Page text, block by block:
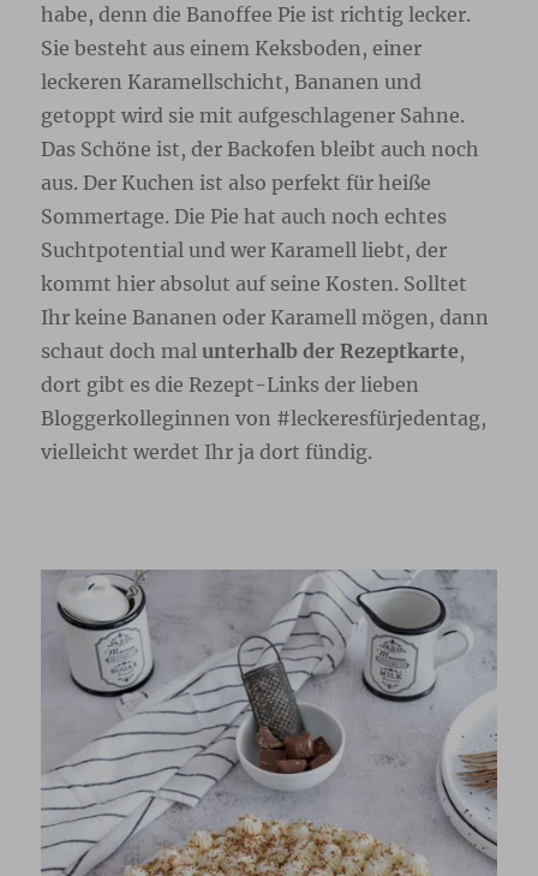
habe, denn die Banoffee Pie ist richtig lecker.
Sie besteht aus einem Keksboden, einer
leckeren Karamellschicht, Bananen und
getoppt wird sie mit aufgeschlagener Sahne.
Das Schöne ist, der Backofen bleibt auch noch
aus. Der Kuchen ist also perfekt für heiße
Sommertage. Die Pie hat auch noch echtes
Suchtpotential und wer Karamell liebt, der
kommt hier absolut auf seine Kosten. Solltet
Ihr keine Bananen oder Karamell mögen, dann
schaut doch malunterhalb der Rezeptkarte,
dort gibt es die Rezept-Links der lieben
Bloggerkolleginnen von #leckeresfürjedentag,
vielleicht werdet Ihr ja dort fündig.